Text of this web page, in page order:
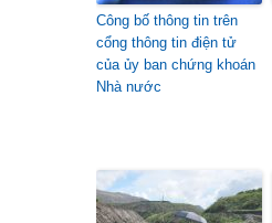
Công bố thông tin trên
cổng thông tin điện tử
của ủy ban chứng khoán
Nhà nước